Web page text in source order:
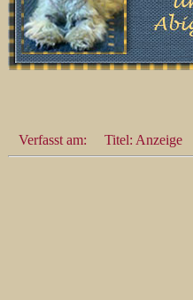
Verfasst am: Titel: Anzeige